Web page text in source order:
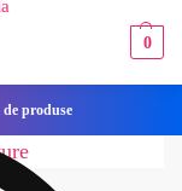
0
produse